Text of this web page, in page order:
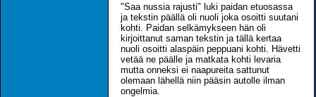
"Saa nussia rajusti" luki paidan etuosassa
ja tekstin päällä oli nuoli joka osoitti suutani
kohti. Paidan selkämykseen hän oli
kirjoittanut saman tekstin ja tällä kertaa
nuoli osoitti alaspäin peppuani kohti. Hävetti
vetää ne päälle ja matkata kohti levaria
mutta onneksi ei naapureita sattunut
olemaan lähellä niin pääsin autolle ilman
ongelmia.